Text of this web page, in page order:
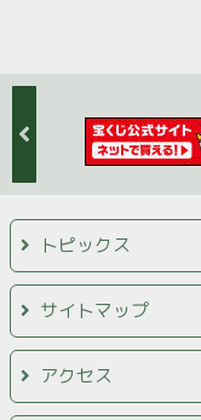
トピックス
サイトマップ
アクセス